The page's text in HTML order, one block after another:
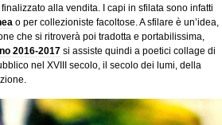
alla vendita. I capi in sfilata sono infatti
o per collezioniste facoltose. A sfilare è un’idea,
che si ritroverà poi tradotta e portabilissima,
2016-2017si assiste quindi a poetici collage di
nel XVIII secolo, il secolo dei lumi, della